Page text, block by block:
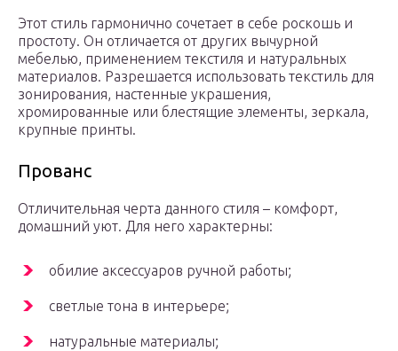
Этот стиль гармонично сочетает в себе роскошь и
простоту. Он отличается от других вычурной
мебелью, применением текстиля и натуральных
материалов. Разрешается использовать текстиль для
зонирования, настенные украшения,
хромированные или блестящие элементы, зеркала,
крупные принты.
Прованс
Отличительная черта данного стиля – комфорт,
домашний уют. Для него характерны:
обилие аксессуаров ручной работы;
светлые тона в интерьере;
натуральные материалы;